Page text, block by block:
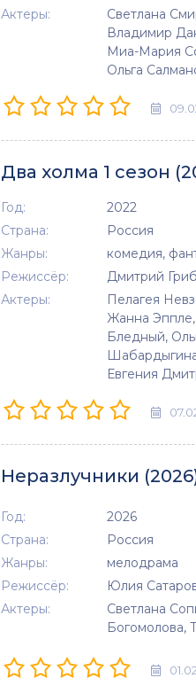
Актеры:
Светлана
Владимир
Миа-Мария
Ольга
Два холма 1 сезон
Год:
2022
Страна:
Россия
Жанры:
комедия,
Режиссёр:
Дмитрий
Актеры:
Пелагея
Жанна
Бледный,
Евгения
Неразлучники
Год:
2026
Страна:
Россия
Жанры:
мелодрама
Режиссёр:
Юлия
Актеры:
Светлана
Богомолова,